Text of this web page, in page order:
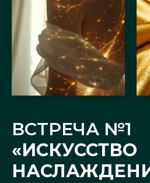
ВСТРЕЧА №1
«ИСКУССТВО